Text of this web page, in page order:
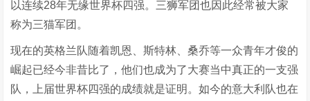
以连续28年无缘世界杯四强。三狮军团也因此经常被大家
称为三猫军团。
现在的英格兰队随着凯恩、斯特林、桑乔等一众青年才俊的
崛起已经今非昔比了，他们也成为了大赛当中真正的一支强
队，上届世界杯四强的成绩就是证明。如今的意大利队也在